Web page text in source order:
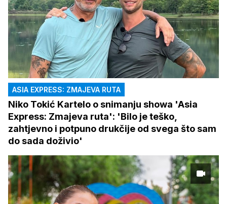
ASIA EXPRESS: ZMAJEVA RUTA
Niko Tokić Kartelo o snimanju showa 'Asia
Express: Zmajeva ruta': 'Bilo je teško,
zahtjevno i potpuno drukčije od svega što sam
do sada doživio'